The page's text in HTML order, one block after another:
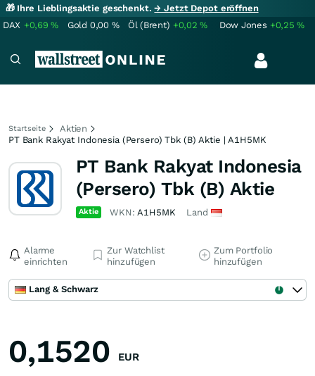
🎁 Ihre Lieblingsaktie geschenkt.→ Jetzt Depot eröffnen
DAX +0,69% Gold 0,00 % Öl (Brent) +0,02% Dow Jones +0,25%
Startseite
Aktien
PT Bank Rakyat Indonesia (Persero) Tbk (B) Aktie | A1H5MK
PT Bank Rakyat Indonesia
(Persero) Tbk (B) Aktie
Aktie WKN:A1H5MK Land
Alarme
einrichten
Zur Watchlist
hinzufügen
Zum Portfolio
hinzufügen
Lang & Schwarz
0,1520 EUR